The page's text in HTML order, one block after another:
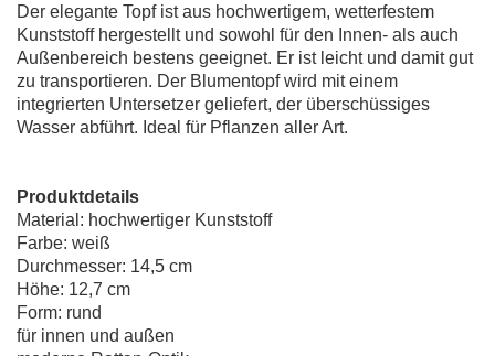
Der elegante Topf ist aus hochwertigem, wetterfestem
Kunststoff hergestellt und sowohl für den Innen- als auch
Außenbereich bestens geeignet. Er ist leicht und damit gut
zu transportieren. Der Blumentopf wird mit einem
integrierten Untersetzer geliefert, der überschüssiges
Wasser abführt. Ideal für Pflanzen aller Art.
Produktdetails
Material: hochwertiger Kunststoff
Farbe: weiß
Durchmesser: 14,5 cm
Höhe: 12,7 cm
Form: rund
für innen und außen